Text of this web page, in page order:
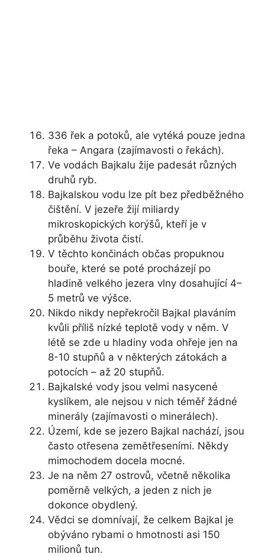
336 řek a potoků, ale vytéká pouze jedna
řeka – Angara (zajímavosti o řekách).
Ve vodách Bajkalu žije padesát různých
druhů ryb.
Bajkalskou vodu lze pít bez předběžného
čištění. V jezeře žijí miliardy
mikroskopických korýšů, kteří je v
průběhu života čistí.
V těchto končinách občas propuknou
bouře, které se poté procházejí po
hladině velkého jezera vlny dosahující 4–
5 metrů ve výšce.
Nikdo nikdy nepřekročil Bajkal plaváním
kvůli příliš nízké teplotě vody v něm. V
létě se zde u hladiny voda ohřeje jen na
8-10 stupňů a v některých zátokách a
potocích – až 20 stupňů.
Bajkalské vody jsou velmi nasycené
kyslíkem, ale nejsou v nich téměř žádné
minerály (zajímavosti o minerálech).
Území, kde se jezero Bajkal nachází, jsou
často otřesena zemětřeseními. Někdy
mimochodem docela mocné.
Je na něm 27 ostrovů, včetně několika
poměrně velkých, a jeden z nich je
dokonce obydlený.
Vědci se domnívají, že celkem Bajkal je
obýváno rybami o hmotnosti asi 150
milionů tun.